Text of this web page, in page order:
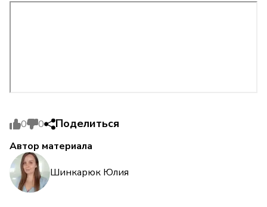
0 0 Поделиться
Автор материала
Шинкарюк Юлия